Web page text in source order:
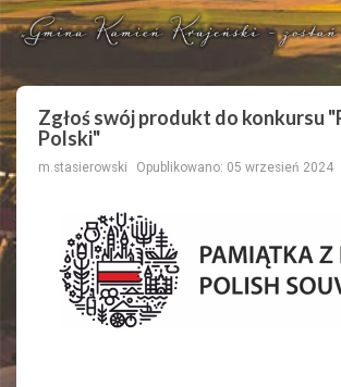
Zgłoś swój produkt do konkursu
Polski"
m.stasierowski Opublikowano: 05 wrzesień 2024